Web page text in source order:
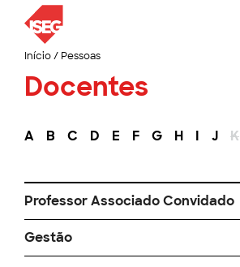
Início/ Pessoas
Docentes
A B C D E F G H I J K
Professor Associado Convidado
Gestão